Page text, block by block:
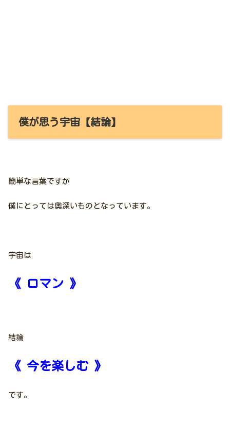
僕が思う宇宙【結論】
簡単な言葉ですが
僕にとっては奥深いものとなっています。
宇宙は
《 ロマン 》
結論
《 今を楽しむ 》
です。